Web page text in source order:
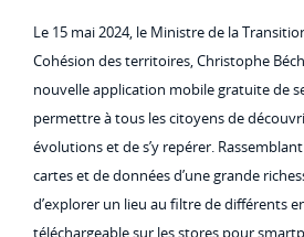
Le 15 mai 2024, le Ministre de la
Cohésion des territoires, Christophe
nouvelle application mobile gratuite de
permettre à tous les citoyens de
évolutions et de s’y repérer.
cartes et de données d’une grande
d’explorer un lieu au filtre de différents
téléchargeable sur les stores pour